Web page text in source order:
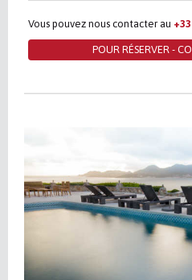
Vous pouvez nous contacter au
POUR RÉSERVER -